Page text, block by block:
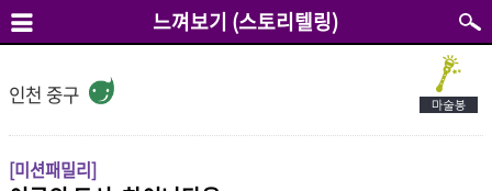
느껴보기 (스토리텔링)
인천 중구
[미션패밀리]